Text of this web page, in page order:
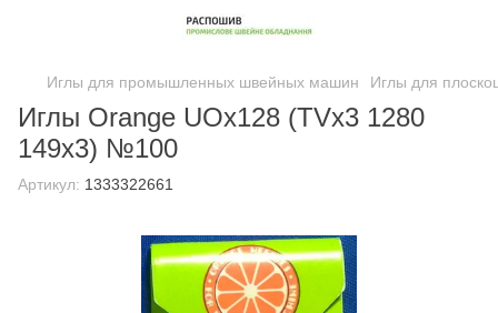
Иглы для промышленных швейных машин Иглы для
Иглы Orange UOx128 (TVx3 1280
149x3) №100
Артикул: 1333322661